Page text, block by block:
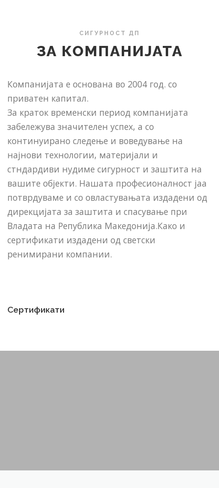
СИГУРНОСТ ДП
ЗА КОМПАНИЈАТА
Компанијата е основана во 2004 год. со
приватен капитал.
За краток временски период компанијата
забележува значителен успех, а со
континуирано следење и воведување на
најнови технологии, материјали и
стндардиви нудиме сигурност и заштита на
вашите објекти. Нашата професионалност јаа
потврдуваме и со овластувањата издадени од
дирекцијата за заштита и спасување при
Владата на Република Македонија.Како и
сертификати издадени од светски
ренимирани компании.
Сертификати